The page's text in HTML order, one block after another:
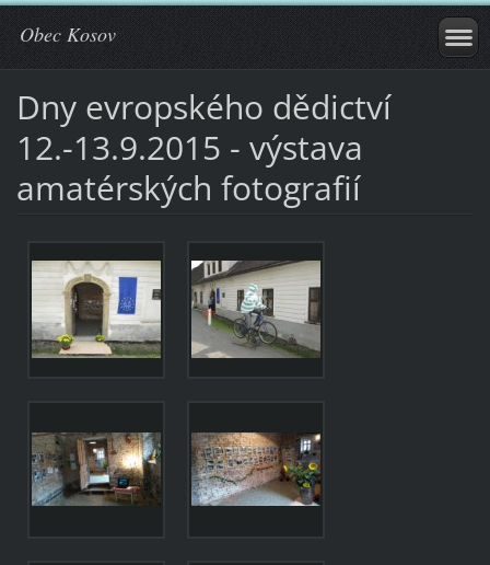
Obec Kosov
Dny evropského dědictví
12.-13.9.2015 - výstava
amatérských fotografií